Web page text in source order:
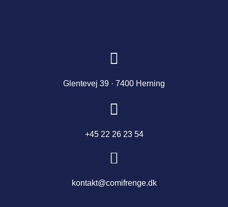
Glentevej 39 · 7400 Herning
+45 22 26 23 54
kontakt@comifrenge.dk